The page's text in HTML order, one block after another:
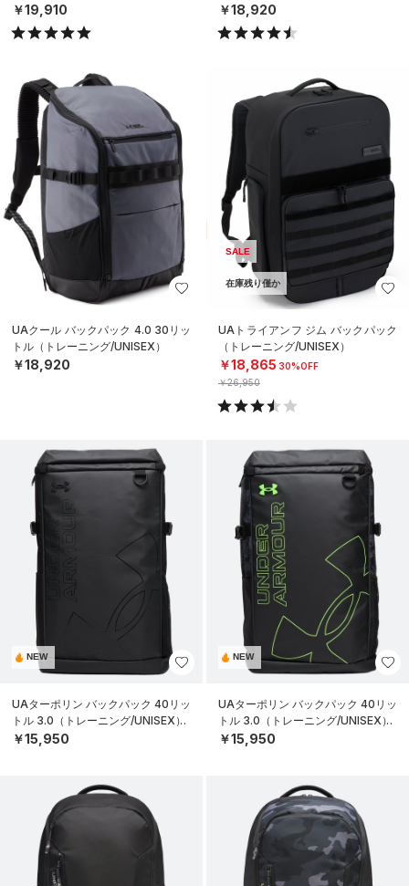
￥19,910 ￥18,920
UAクール バックパック 4.0 30リッ
トル（トレーニング/UNISEX）
￥18,920
SALE
在庫残り僅か
UAトライアンフ ジム バックパック
（トレーニング/UNISEX）
￥18,865 30%OFF
￥26,950
NEW
UAターポリン バックパック 40リッ
トル 3.0（トレーニング/UNISEX）
￥15,950
NEW
UAターポリン バックパック 40リッ
トル 3.0（トレーニング/UNISEX）
￥15,950